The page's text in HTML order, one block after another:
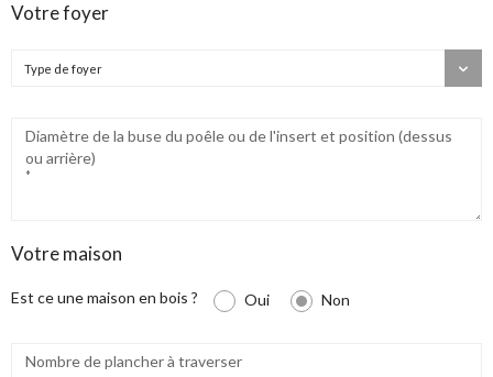
Votre foyer
Type de foyer
Diamètre de la buse du poêle ou de l'insert et position (dessus
ou arrière)
*
Votre maison
Est ce une maison en bois ? Oui Non
Nombre de plancher à traverser